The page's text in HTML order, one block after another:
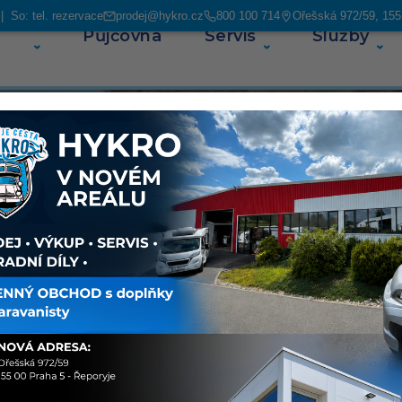
So: tel. rezervace prodej@hykro.cz 800 100 714 Ořešská 972/59,
Půjčovna Servis Služby
vozy
najeto